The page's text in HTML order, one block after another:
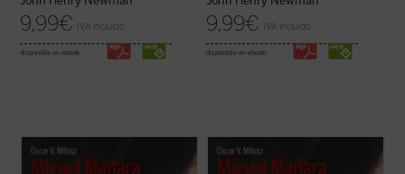
9,99€ IVA incluido
disponible en ebook:
9,99€ IVA incluido
disponible en ebook:
Nembrini, quien bien puede ser a Dante lo
que Harold Bloom a Shakespeare, nos
Nembrini, quien bien puede ser a Dante lo
que Harold Bloom a Shakespeare, nos